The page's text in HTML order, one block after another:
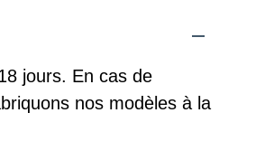
jours. En cas de
nos modèles à la